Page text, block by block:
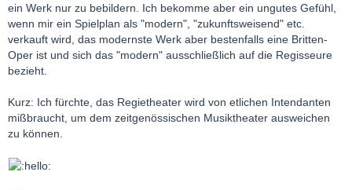
ein Werk nur zu bebildern. Ich bekomme aber ein ungutes Gefühl,
wenn mir ein Spielplan als "modern", "zukunftsweisend" etc.
verkauft wird, das modernste Werk aber bestenfalls eine Britten-
Oper ist und sich das "modern" ausschließlich auf die Regisseure
bezieht.
Kurz: Ich fürchte, das Regietheater wird von etlichen Intendanten
mißbraucht, um dem zeitgenössischen Musiktheater ausweichen
zu können.